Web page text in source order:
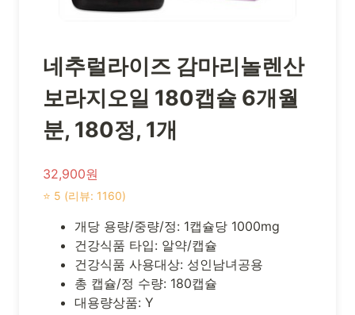
네추럴라이즈 감마리놀렌산
보라지오일 180캡슐 6개월
분, 180정, 1개
32,900원
⭐ 5 (리뷰: 1160)
개당 용량/중량/정: 1캡슐당 1000mg
건강식품 타입: 알약/캡슐
건강식품 사용대상: 성인남녀공용
총 캡슐/정 수량: 180캡슐
대용량상품: Y